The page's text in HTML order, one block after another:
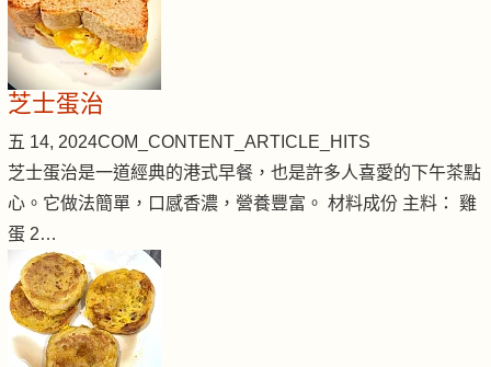
芝士蛋治
五 14, 2024COM_CONTENT_ARTICLE_HITS
芝士蛋治是一道經典的港式早餐，也是許多人喜愛的下午茶點
心。它做法簡單，口感香濃，營養豐富。 材料成份 主料： 雞
蛋 2…